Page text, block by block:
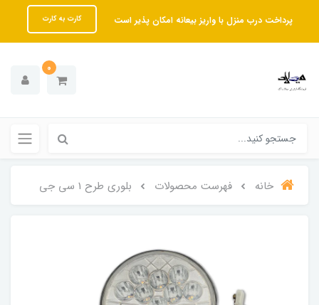
پرداخت درب منزل با واریز بیعانه امکان پذیر است کارت به کارت
0
خانه فهرست محصولات بلوری طرح 1 سی جی